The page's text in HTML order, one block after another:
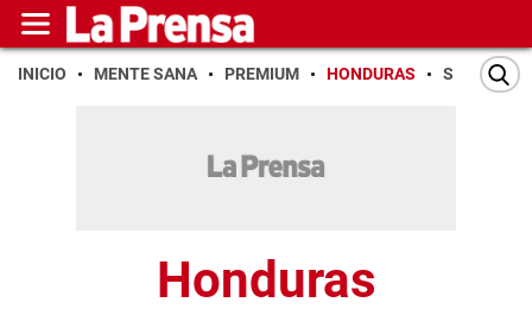
INICIO MENTE SANA PREMIUM HONDURAS SAN PEDRO
Honduras